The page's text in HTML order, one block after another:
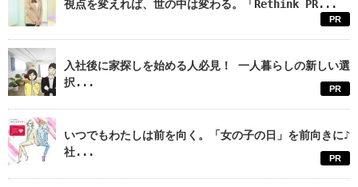
視点を変えれば、世の中は変わる。「Rethink PR...
PR
入社後に家探しを始める人必見！ 一人暮らしの新しい選
択...
PR
いつでもわたしは前を向く。「女の子の日」を前向きに♪
社...
PR